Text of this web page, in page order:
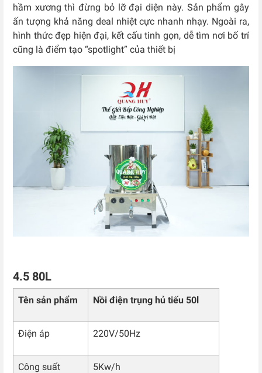
hầm xương thì đừng bỏ lỡ đại diện này. Sản phẩm gây
ấn tượng khả năng deal nhiệt cực nhanh nhạy. Ngoài ra,
hình thức đẹp hiện đại, kết cấu tinh gọn, dễ tìm nơi bố trí
cũng là điểm tạo “spotlight” của thiết bị
4.5 80L
Tên sản phẩm Nồi điện trụng hủ tiếu 50l
Điện áp 220V/50Hz
Công suất 5Kw/h